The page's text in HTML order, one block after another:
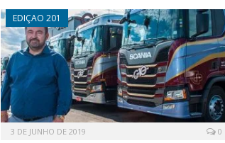
EDIÇAO 201
3 DE JUNHO DE 2019 0